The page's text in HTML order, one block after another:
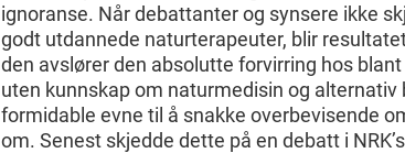
ignoranse. Når debattanter og synsere ikke
godt utdannede naturterapeuter, blir
den avslører den absolutte forvirring hos
uten kunnskap om naturmedisin og
formidable evne til å snakke overbevisende
om. Senest skjedde dette på en debatt i